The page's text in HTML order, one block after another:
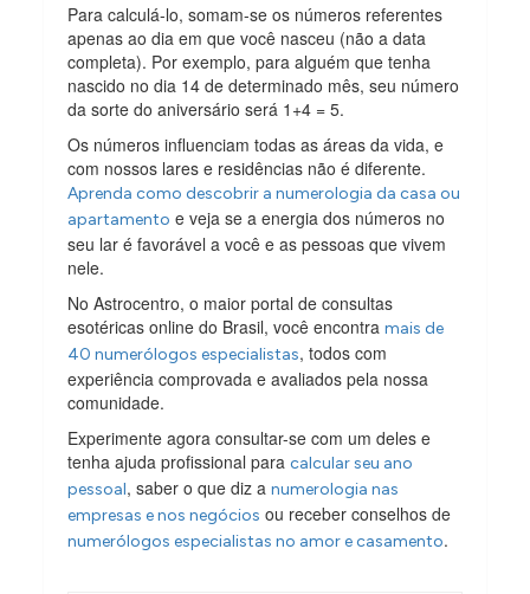
Para calculá-lo, somam-se os números referentes
apenas ao dia em que você nasceu (não a data
completa). Por exemplo, para alguém que tenha
nascido no dia 14 de determinado mês, seu número
da sorte do aniversário será 1+4 = 5.
Os números influenciam todas as áreas da vida, e
com nossos lares e residências não é diferente.
Aprenda como descobrir a numerologia da casa ou
apartamento e veja se a energia dos números no
seu lar é favorável a você e as pessoas que vivem
nele.
No Astrocentro, o maior portal de consultas
esotéricas online do Brasil, você encontramais de
40 numerólogos especialistas, todos com
experiência comprovada e avaliados pela nossa
comunidade.
Experimente agora consultar-se com um deles e
tenha ajuda profissional paracalcular seu ano
pessoal, saber o que diz anumerologia nas
empresas e nos negócios ou receber conselhos de
numerólogos especialistas no amor e casamento.